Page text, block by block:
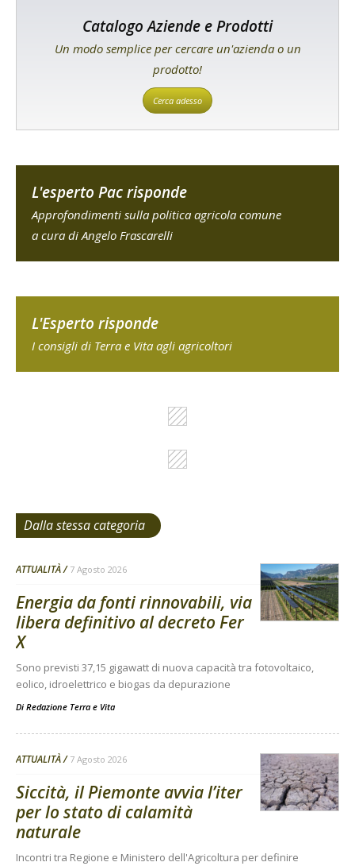
Catalogo Aziende e Prodotti
Un modo semplice per cercare un'azienda o un
prodotto!
Cerca adesso
L'esperto Pac risponde
Approfondimenti sulla politica agricola comune
a cura di Angelo Frascarelli
L'Esperto risponde
I consigli di Terra e Vita agli agricoltori
Dalla stessa categoria
ATTUALITÀ 7 Agosto 2026
Energia da fonti rinnovabili, via
libera definitivo al decreto Fer
X
Sono previsti 37,15 gigawatt di nuova capacità tra fotovoltaico,
eolico, idroelettrico e biogas da depurazione
Di Redazione Terra e Vita
ATTUALITÀ 7 Agosto 2026
Siccità, il Piemonte avvia l’iter
per lo stato di calamità
naturale
Incontri tra Regione e Ministero dell'Agricoltura per definire